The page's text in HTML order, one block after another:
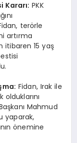
Kararı: PKK
terörle
artırma
itibaren 15 yaş
Fidan, Irak ile
Mahmud
yaparak,
önemine